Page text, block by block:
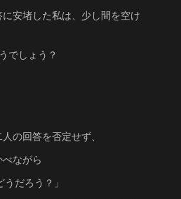
安堵した私は、少し間を空け
でしょう？
の回答を否定せず、
ながら
だろう？」